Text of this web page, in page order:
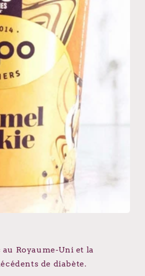
Royaume-Uni et la
de diabète.